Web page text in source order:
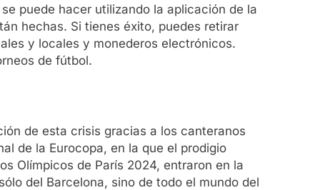
puede hacer utilizando la aplicación de la
hechas. Si tienes éxito, puedes retirar
y locales y monederos electrónicos.
de fútbol.
de esta crisis gracias a los canteranos
de la Eurocopa, en la que el prodigio
Olímpicos de París 2024, entraron en la
del Barcelona, sino de todo el mundo del